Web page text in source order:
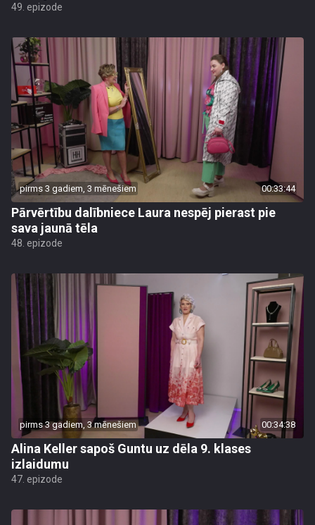
49. epizode
pirms 3 gadiem, 3 mēnešiem 00:33:44
Pārvērtību dalībniece Laura nespēj pierast pie
sava jaunā tēla
48. epizode
pirms 3 gadiem, 3 mēnešiem 00:34:38
Alina Keller sapoš Guntu uz dēla 9. klases
izlaidumu
47. epizode